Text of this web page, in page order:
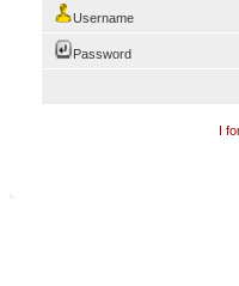
Username
Password
I